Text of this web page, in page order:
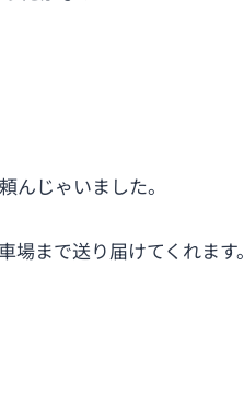
んじゃいました。
まで送り届けてくれます。